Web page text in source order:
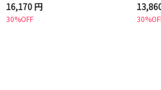
16,170 円
30%OFF